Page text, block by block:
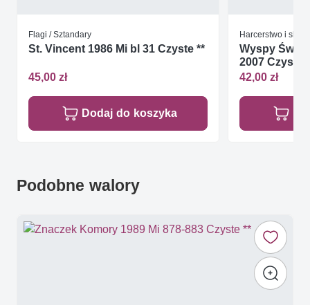
Flagi / Sztandary
St. Vincent 1986 Mi bl 31 Czyste **
45,00 zł
Dodaj do koszyka
Harcerstwo i
Wyspy Św.
2007 Czyste
42,00 zł
Podobne walory